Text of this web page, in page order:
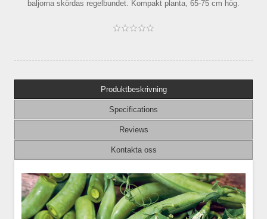
baljorna skördas regelbundet. Kompakt planta, 65-75 cm hög.
Produktbeskrivning
Specifications
Reviews
Kontakta oss